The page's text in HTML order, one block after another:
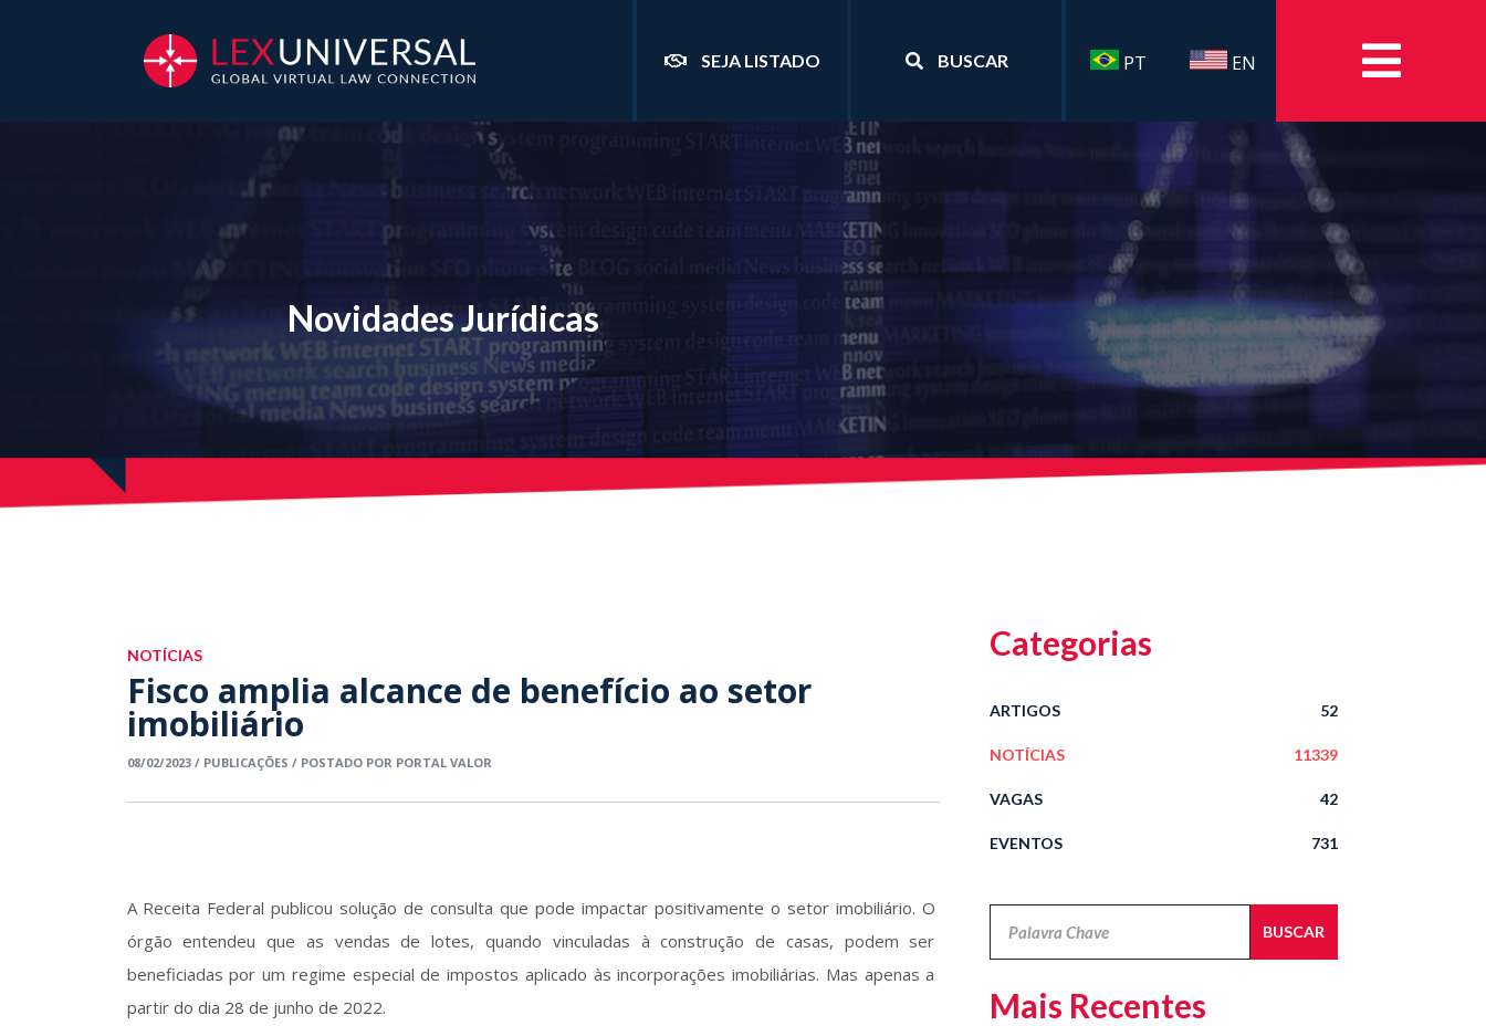
SEJA LISTADO BUSCAR PT EN
Novidades Jurídicas
NOTÍCIAS
Fisco amplia alcance de benefício ao setor
imobiliário
08/02/2023 / PUBLICAÇÕES / POSTADO POR PORTAL VALOR
A Receita Federal publicou solução de consulta que pode impactar positivamente o setor imobiliário. O
órgão entendeu que as vendas de lotes, quando vinculadas à construção de casas, podem ser
beneficiadas por um regime especial de impostos aplicado às incorporações imobiliárias. Mas apenas a
partir do dia 28 de junho de 2022.
Categorias
ARTIGOS 52
NOTÍCIAS 11339
VAGAS 42
EVENTOS 731
Jurídicas
BUSCAR
Mais Recentes